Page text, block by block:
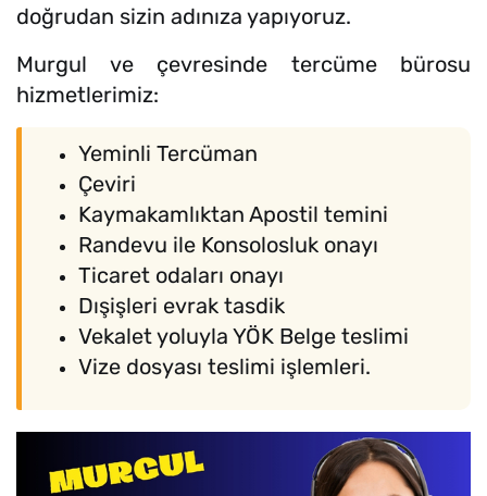
doğrudan sizin adınıza yapıyoruz.
Murgul ve çevresinde tercüme bürosu
hizmetlerimiz:
Yeminli Tercüman
Çeviri
Kaymakamlıktan Apostil temini
Randevu ile Konsolosluk onayı
Ticaret odaları onayı
Dışişleri evrak tasdik
Vekalet yoluyla YÖK Belge teslimi
Vize dosyası teslimi işlemleri.